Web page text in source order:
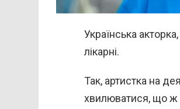
Українська
лікарні.
Так, артистка на
хвилюватися, що ж